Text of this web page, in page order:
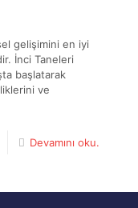
gelişimini en iyi
İnci Taneleri
başlatarak
ve
Devamını oku.